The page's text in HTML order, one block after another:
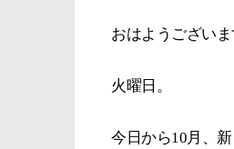
おはようございま
火曜日。
今日から10月、